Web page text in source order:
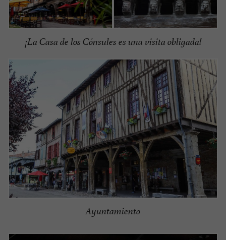
¡La Casa de los Cónsules es una visita obligada!
Ayuntamiento